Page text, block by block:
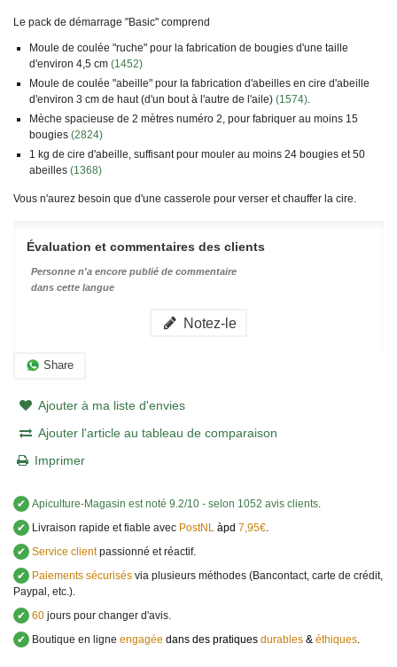
Le pack de démarrage "Basic" comprend
Moule de coulée "ruche" pour la fabrication de bougies d'une taille
d'environ 4,5 cm (1452)
Moule de coulée "abeille" pour la fabrication d'abeilles en cire d'abeille
d'environ 3 cm de haut (d'un bout à l'autre de l'aile) (1574)
Mèche spacieuse de 2 mètres numéro 2, pour fabriquer au moins 15
bougies (2824)
1 kg de cire d'abeille, suffisant pour mouler au moins 24 bougies et 50
abeilles (1368)
Vous n'aurez besoin que d'une casserole pour verser et chauffer la cire.
Évaluation et commentaires des clients
Personne n'a encore publié de commentaire
dans cette langue
Notez-le
Share
Ajouter à ma liste d'envies
Ajouter l'article au tableau de comparaison
Imprimer
✔ Apiculture-Magasin est noté 9.2/10 - selon 1052 avis clients
✔
Livraison rapide et fiable avec PostNL àpd 7,95€
✔ Service clientpassionné et réactif.
✔
Paiements sécurisés via plusieurs méthodes (Bancontact, carte de crédit,
Paypal, etc.).
✔ 60 jours pour changer d'avis.
✔
Boutique en ligne engagée dans des pratiques durables & éthiques